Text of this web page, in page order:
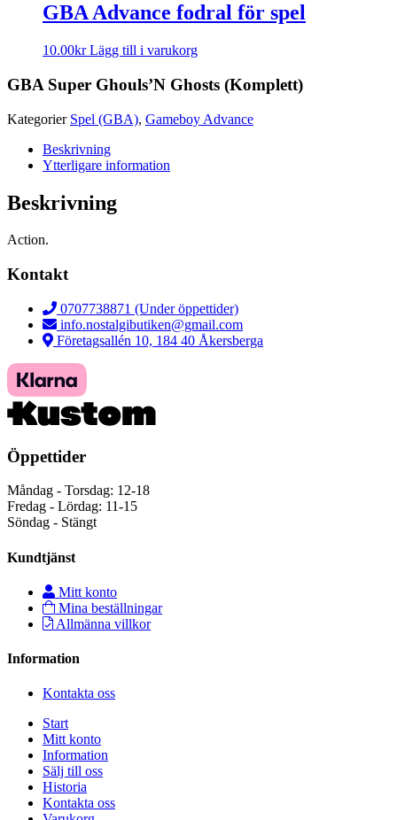
GBA Advance fodral för spel
10.00kr Lägg till i varukorg
GBA Super Ghouls’N Ghosts (Komplett)
Kategorier Spel (GBA), Gameboy Advance
Beskrivning
Ytterligare information
Beskrivning
Action.
Kontakt
0707738871 (Under öppettider)
info.nostalgibutiken@gmail.com
Företagsallén 10, 184 40 Åkersberga
Öppettider
Måndag - Torsdag: 12-18
Fredag - Lördag: 11-15
Söndag - Stängt
Kundtjänst
Mitt konto
Mina beställningar
Allmänna villkor
Information
Kontakta oss
Start
Mitt konto
Information
Sälj till oss
Historia
Kontakta oss